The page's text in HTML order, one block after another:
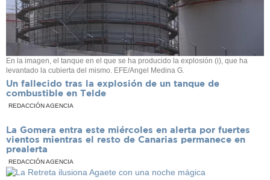
En la imagen, el tanque en el que se ha producido la explosión (i), que ha
levantado la cubierta del mismo. EFE/Angel Medina G.
Un fallecido tras la explosión de un tanque de
combustible en Telde
REDACCIÓN AGENCIA
La Gomera entra este miércoles en alerta por fuertes
vientos mientras el resto de Canarias permanece en
prealerta
REDACCIÓN AGENCIA